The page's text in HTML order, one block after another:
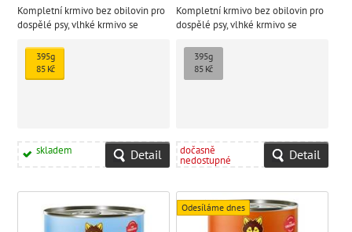
Kompletní krmivo bez obilovin pro
dospělé psy, vlhké krmivo se
395g
85 Kč
skladem Detail
Kompletní krmivo bez obilovin pro
dospělé psy, vlhké krmivo se
395g
85 Kč
dočasně
nedostupné Detail
Odesíláme dnes